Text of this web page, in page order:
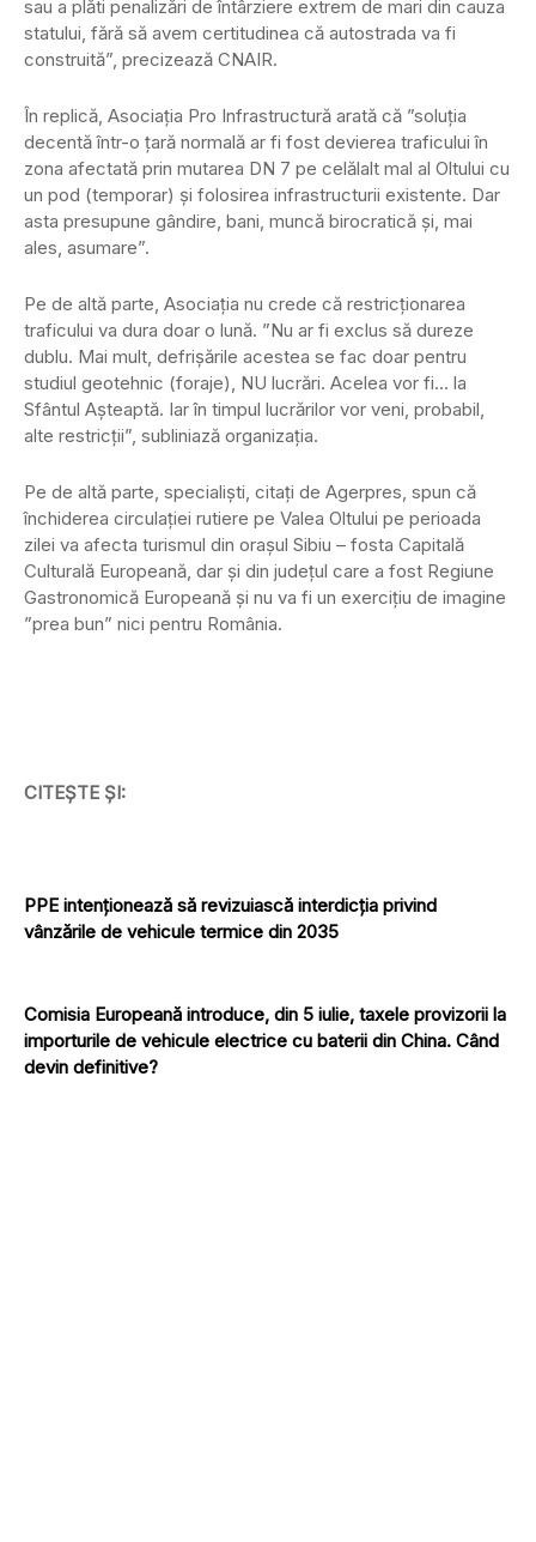
sau a plăti penalizări de întârziere extrem de mari din cauza
statului, fără să avem certitudinea că autostrada va fi
construită”, precizează CNAIR.
În replică, Asociația Pro Infrastructură arată că ”soluția
decentă într-o țară normală ar fi fost devierea traficului în
zona afectată prin mutarea DN 7 pe celălalt mal al Oltului cu
un pod (temporar) și folosirea infrastructurii existente. Dar
asta presupune gândire, bani, muncă birocratică și, mai
ales, asumare”.
Pe de altă parte, Asociația nu crede că restricționarea
traficului va dura doar o lună. ”Nu ar fi exclus să dureze
dublu. Mai mult, defrișările acestea se fac doar pentru
studiul geotehnic (foraje), NU lucrări. Acelea vor fi… la
Sfântul Așteaptă. Iar în timpul lucrărilor vor veni, probabil,
alte restricții”, subliniază organizația.
Pe de altă parte, specialiști, citați de Agerpres, spun că
închiderea circulaţiei rutiere pe Valea Oltului pe perioada
zilei va afecta turismul din oraşul Sibiu – fosta Capitală
Culturală Europeană, dar şi din judeţul care a fost Regiune
Gastronomică Europeană şi nu va fi un exerciţiu de imagine
”prea bun” nici pentru România.
CITEȘTE ȘI:
PPE intenționează să revizuiască interdicția privind
vânzările de vehicule termice din 2035
Comisia Europeană introduce, din 5 iulie, taxele provizorii la
importurile de vehicule electrice cu baterii din China. Când
devin definitive?